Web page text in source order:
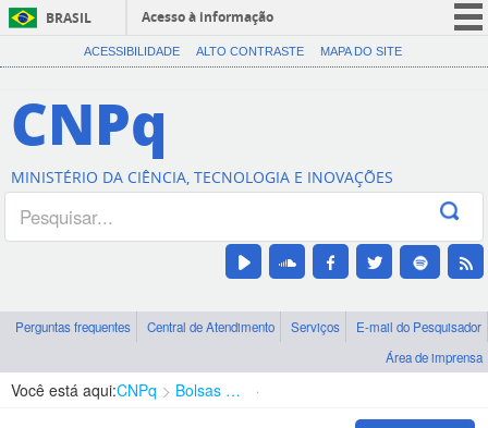
BRASIL
Acesso à informação
CORONAVÍRUS (COVID-19)
Canais
ACESSIBILIDADE ALTO CONTRASTE MAPA DO SITE
CNPq
MINISTÉRIO DA CIÊNCIA, TECNOLOGIA E INOVAÇÕES
Perguntas frequentes Central de Atendimento Serviços
E-mail do Pesquisador
Área de imprensa
Você está aqui:CNPq Bolsas e Auxílios Vigentes